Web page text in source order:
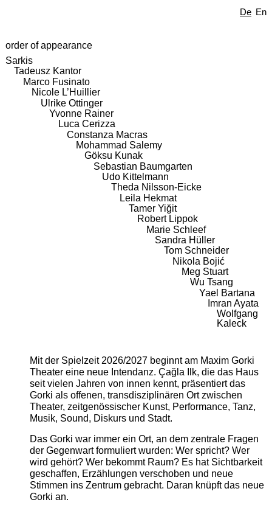
De En
order of appearance
Sarkis
Tadeusz Kantor
Marco Fusinato
Nicole L’Huillier
Ulrike Ottinger
Yvonne Rainer
Luca Cerizza
Constanza Macras
Mohammad Salemy
Göksu Kunak
Sebastian Baumgarten
Udo Kittelmann
Theda Nilsson-Eicke
Leila Hekmat
Tamer Yiğit
Robert Lippok
Marie Schleef
Sandra Hüller
Tom Schneider
Nikola Bojić
Meg Stuart
Wu Tsang
Yael Bartana
Imran Ayata
Wolfgang
Kaleck
Mit der Spielzeit 2026/2027 beginnt am Maxim Gorki
Theater eine neue Intendanz. Çağla Ilk, die das Haus
seit vielen Jahren von innen kennt, präsentiert das
Gorki als offenen, transdisziplinären Ort zwischen
Theater, zeitgenössischer Kunst, Performance, Tanz,
Musik, Sound, Diskurs und Stadt.
Das Gorki war immer ein Ort, an dem zentrale Fragen
der Gegenwart formuliert wurden: Wer spricht? Wer
wird gehört? Wer bekommt Raum? Es hat Sichtbarkeit
geschaffen, Erzählungen verschoben und neue
Stimmen ins Zentrum gebracht. Daran knüpft das neue
Gorki an.